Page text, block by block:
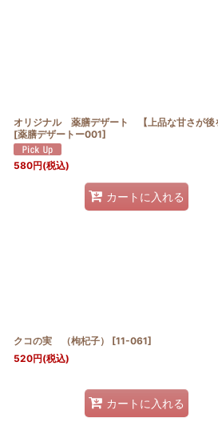
オリジナル 薬膳デザート 【上品な甘さが後
[薬膳デザートー001]
580円(税込)
カートに入れる
クコの実 （枸杞子） [11-061]
520円(税込)
カートに入れる